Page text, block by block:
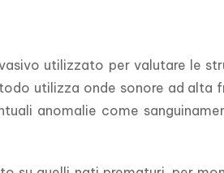
utilizzato per valutare le
utilizza onde sonore ad alta
anomalie come